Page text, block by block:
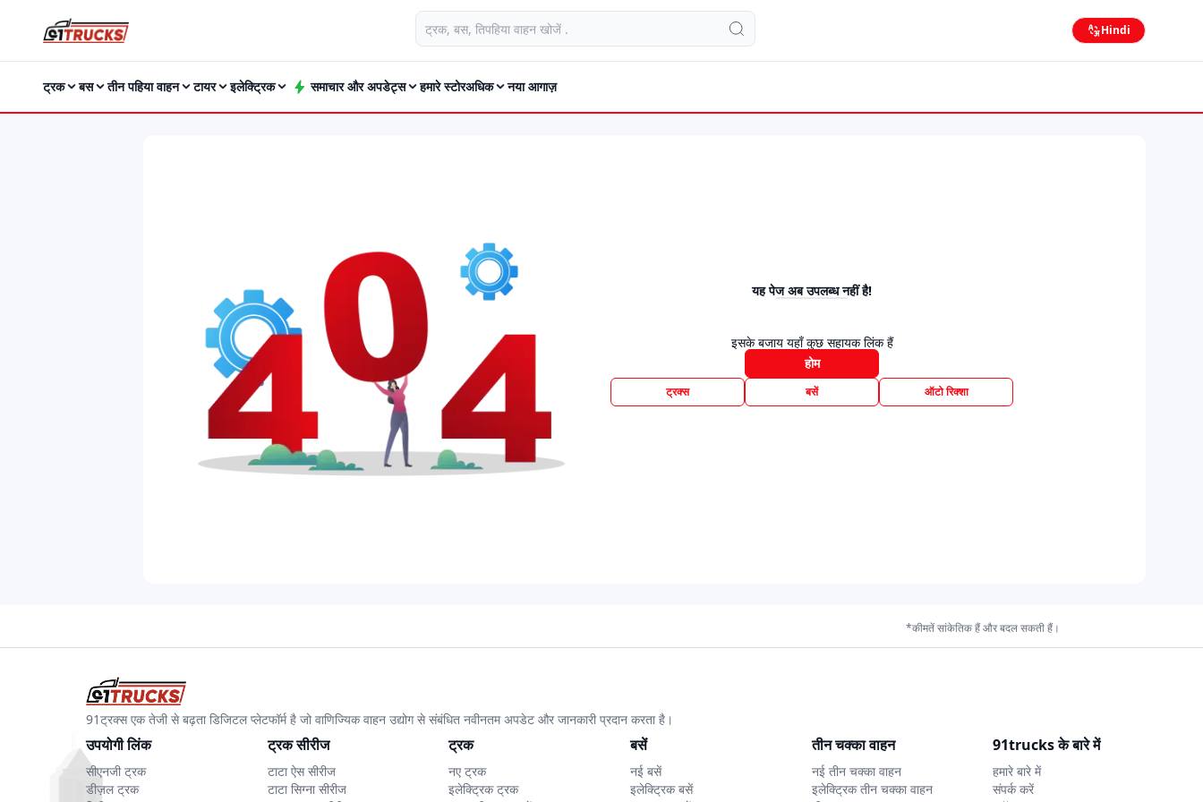
Hindi
ट्रक बस तीन पहिया वाहन टायर इलेक्ट्रिक समाचार और अपडेट्स हमारे स्टोरअधिक नया आगाज़
यह पेज अब उपलब्ध नहीं है!
इसके बजाय यहाँ कुछ सहायक लिंक हैं
होम
ट्रक्स बसें ऑटो रिक्शा
*कीमतें सांकेतिक हैं और बदल सकती हैं।
91ट्रक्स एक तेजी से बढ़ता डिजिटल प्लेटफॉर्म है जो वाणिज्यिक वाहन उद्योग से संबंधित नवीनतम अपडेट और जानकारी प्रदान करता है।
उपयोगी लिंक
सीएनजी ट्रक
डीज़ल ट्रक
ट्रक सीरीज
टाटा ऐस सीरीज
टाटा सिग्ना सीरीज
ट्रक
नए ट्रक
इलेक्ट्रिक ट्रक
बसें
नई बसें
इलेक्ट्रिक बसें
तीन चक्का वाहन
नई तीन चक्का वाहन
इलेक्ट्रिक तीन चक्का वाहन
91trucks के बारे में
हमारे बारे में
संपर्क करें